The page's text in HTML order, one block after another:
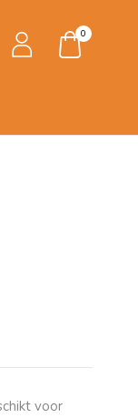
0
voor